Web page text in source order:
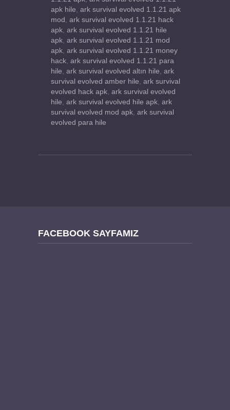
apk hile ark survival evolved 1.1.21 apk
mod
ark survival evolved 1.1.21 hack
apk ark survival evolved 1.1.21 hile
apk ark survival evolved 1.1.21 mod
apk ark survival evolved 1.1.21 money
hack ark survival evolved 1.1.21 para
hile ark survival evolved altın hile ark
survival evolved amber hile ark survival
evolved hack apk ark survival evolved
hile ark survival evolved hile apk ark
survival evolved mod apk ark survival
evolved para hile
FACEBOOK SAYFAMIZ